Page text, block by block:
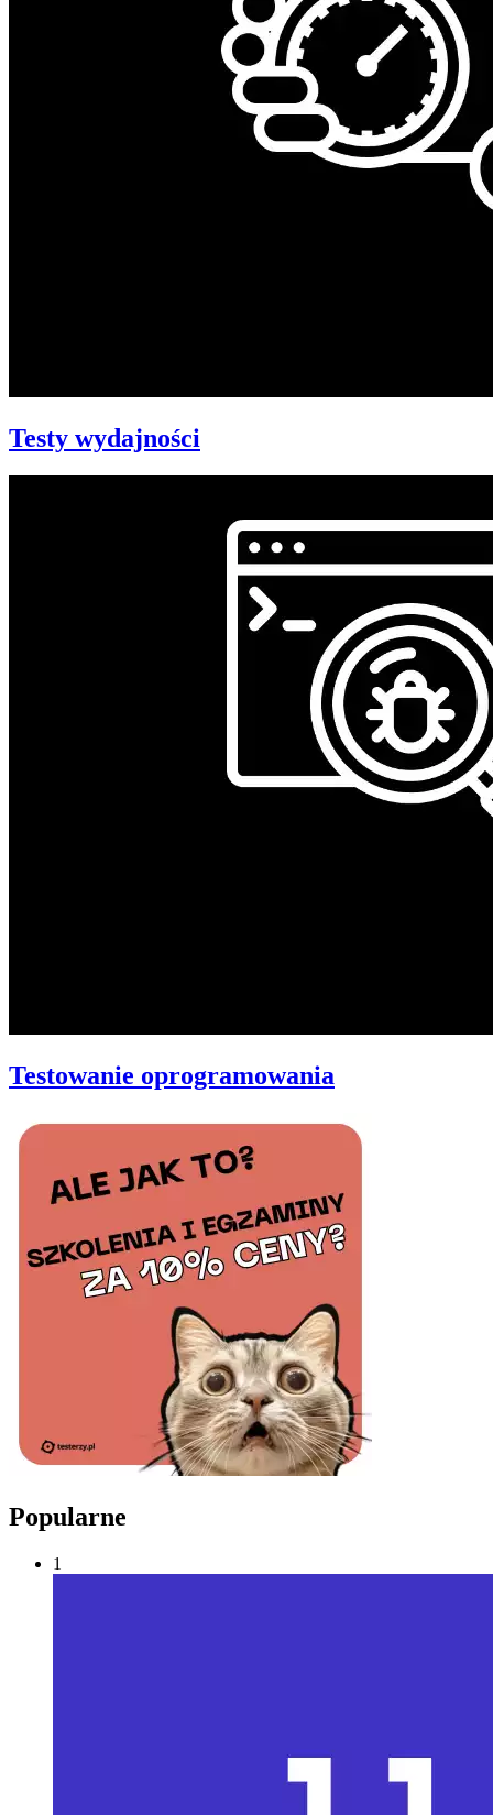
Testy wydajności
Testowanie oprogramowania
Popularne
1